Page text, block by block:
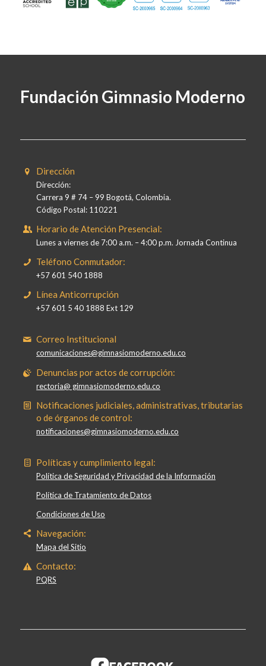
Fundación Gimnasio Moderno
Dirección
Dirección:
Carrera 9 # 74 – 99 Bogotá, Colombia.
Código Postal: 110221
Horario de Atención Presencial:
Lunes a viernes de 7:00 a.m. – 4:00 p.m. Jornada Continua
Teléfono Conmutador:
+57 601 540 1888
Línea Anticorrupción
+57 601 5 40 1888 Ext 129
Correo Institucional
comunicaciones@gimnasiomoderno.edu.co
Denuncias por actos de corrupción:
rectoria@ gimnasiomoderno.edu.co
Notificaciones judiciales, administrativas, tributarias
o de órganos de control:
notificaciones@gimnasiomoderno.edu.co
Políticas y cumplimiento legal:
Política de Seguridad y Privacidad de la Información
Política de Tratamiento de Datos
Condiciones de Uso
Navegación:
Mapa del Sitio
Contacto:
PQRS